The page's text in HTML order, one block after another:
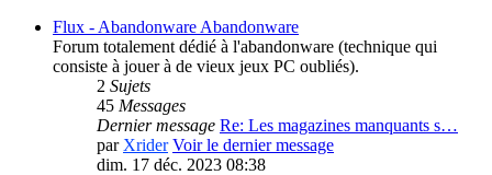
Flux - Abandonware Abandonware
Forum totalement dédié à l'abandonware (technique qui
consiste à jouer à de vieux jeux PC oubliés).
2 Sujets
45 Messages
Dernier message Re: Les magazines manquants s…
par Xrider Voir le dernier message
dim. 17 déc. 2023 08:38